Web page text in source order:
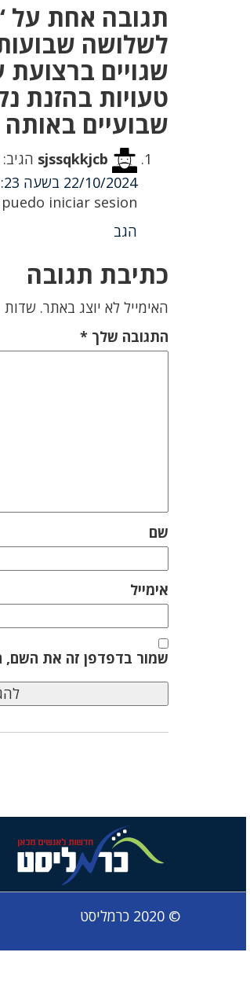
לשלושה
שגויים ברצועת
טעויות בהזנת
שבועיים באותה
sjssqkkjcb הגיב:
22/10/2024 בשעה 01:23
iniciar sesion?
הגב
כתיבת תגובה
האימייל לא יוצג באתר. שדות
התגובה שלך*
שם
אימייל
שמור בדפדפן זה את השם,
© 2020 כרמליסט